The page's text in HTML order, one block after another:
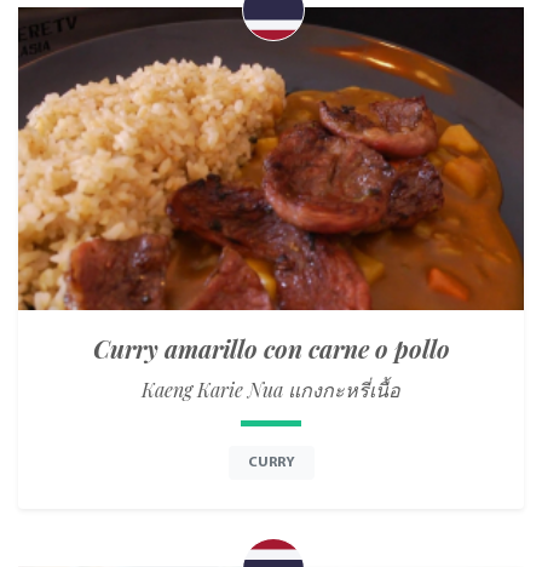
Curry amarillo con carne o pollo
Kaeng Karie Nua แกงกะหรี่เนื้อ
CURRY